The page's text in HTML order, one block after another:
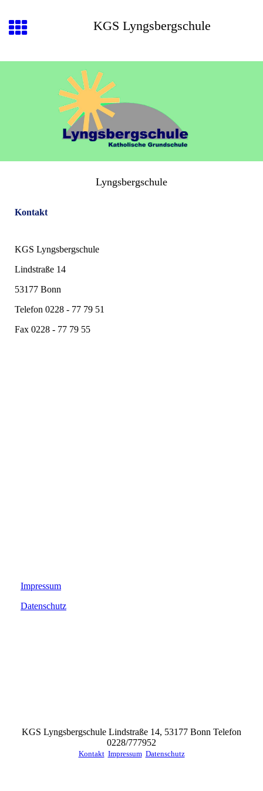
KGS Lyngsbergschule
Lyngsbergschule
Kontakt
KGS Lyngsbergschule
Lindstraße 14
53177 Bonn
Telefon 0228 - 77 79 51
Fax 0228 - 77 79 55
Impressum
Datenschutz
KGS Lyngsbergschule Lindstraße 14, 53177 Bonn Telefon
0228/777952
Kontakt Impressum Datenschutz